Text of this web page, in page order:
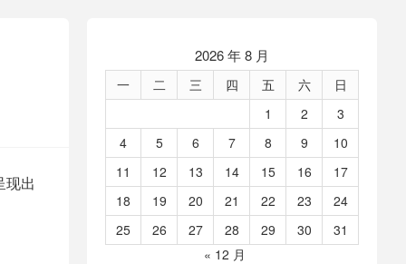
现出
2026 年 8 月
一 二 三 四 五 六
日
1
2
3
4
5 6 7 8 9
10
11
12 13 14 15 16
17
18
19 20 21 22 23
24
25
26 27 28 29 30
31
« 12 月